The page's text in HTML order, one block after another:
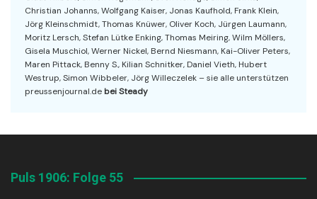
Christian Johanns, Wolfgang Kaiser, Jonas Kaufhold, Frank Klein,
Jörg Kleinschmidt, Thomas Knüwer, Oliver Koch, Jürgen Laumann,
Moritz Lersch, Stefan Lütke Enking, Thomas Meiring, Wilm Möllers,
Gisela Muschiol, Werner Nickel, Bernd Niesmann, Kai-Oliver Peters,
Maren Pittack, Benny S., Kilian Schnitker, Daniel Vieth, Hubert
Westrup, Simon Wibbeler, Jörg Willeczelek – sie alle unterstützen
preussenjournal.de bei Steady
Puls 1906: Folge 55